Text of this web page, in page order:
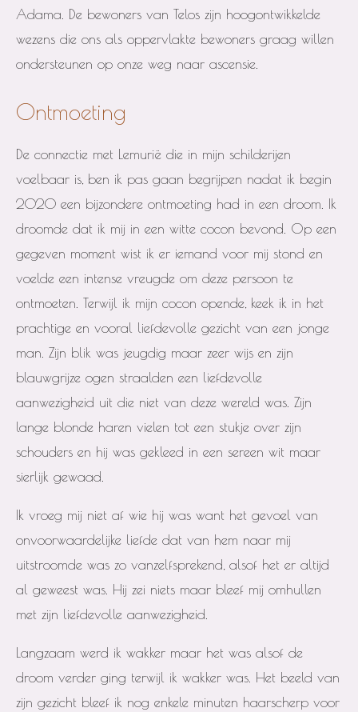
Adama. De bewoners van Telos zijn hoogontwikkelde
wezens die ons als oppervlakte bewoners graag willen
ondersteunen op onze weg naar ascensie.
Ontmoeting
De connectie met Lemurië die in mijn schilderijen
voelbaar is, ben ik pas gaan begrijpen nadat ik begin
2020 een bijzondere ontmoeting had in een droom. Ik
droomde dat ik mij in een witte cocon bevond. Op een
gegeven moment wist ik er iemand voor mij stond en
voelde een intense vreugde om deze persoon te
ontmoeten. Terwijl ik mijn cocon opende, keek ik in het
prachtige en vooral liefdevolle gezicht van een jonge
man. Zijn blik was jeugdig maar zeer wijs en zijn
blauwgrijze ogen straalden een liefdevolle
aanwezigheid uit die niet van deze wereld was. Zijn
lange blonde haren vielen tot een stukje over zijn
schouders en hij was gekleed in een sereen wit maar
sierlijk gewaad.
Ik vroeg mij niet af wie hij was want het gevoel van
onvoorwaardelijke liefde dat van hem naar mij
uitstroomde was zo vanzelfsprekend, alsof het er altijd
al geweest was. Hij zei niets maar bleef mij omhullen
met zijn liefdevolle aanwezigheid.
Langzaam werd ik wakker maar het was alsof de
droom verder ging terwijl ik wakker was. Het beeld van
zijn gezicht bleef ik nog enkele minuten haarscherp voor